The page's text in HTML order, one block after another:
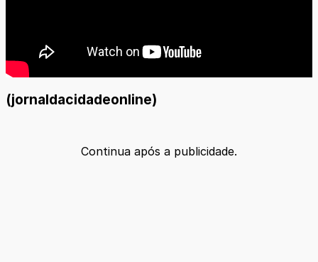
(jornaldacidadeonline)
Continua após a publicidade.